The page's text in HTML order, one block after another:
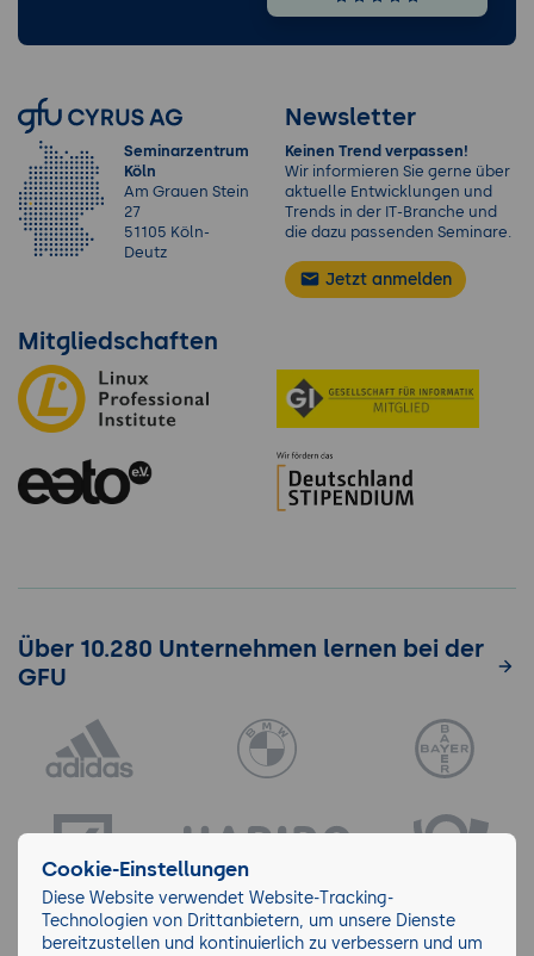
Seminarzentrum
Köln
Am Grauen Stein
27
51105 Köln-
Deutz
Newsletter
Keinen Trend verpassen!
Wir informieren Sie gerne über
aktuelle Entwicklungen und
Trends in der IT-Branche und
die dazu passenden Seminare.
Jetzt anmelden
Mitgliedschaften
Über 10.280 Unternehmen lernen bei der
GFU
Cookie-Einstellungen
Diese Website verwendet Website-Tracking-
Technologien von Drittanbietern, um unsere Dienste
bereitzustellen und kontinuierlich zu verbessern und um